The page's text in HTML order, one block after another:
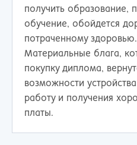
получить образование,
обучение, обойдется
потраченному здоровью.
Материальные блага,
покупку диплома,
возможности
работу и получения
платы.